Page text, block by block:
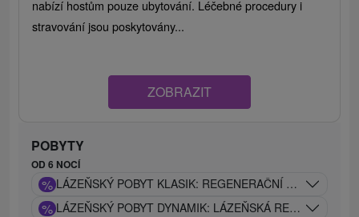
nabízí hostům pouze ubytování. Léčebné procedury i
stravování jsou poskytovány...
ZOBRAZIT
POBYTY
OD 6 NOCÍ
% LÁZEŇSKÝ POBYT KLASIK: REGENERAČNÍ POBYT S
% LÁZEŇSKÝ POBYT DYNAMIK: LÁZEŇSKÁ